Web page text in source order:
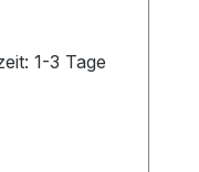
1-3 Tage